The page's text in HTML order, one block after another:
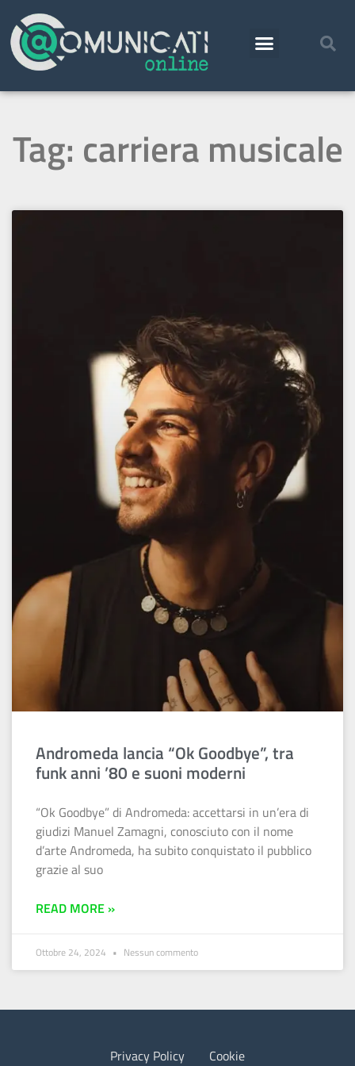
Tag: carriera musicale
Andromeda lancia “Ok Goodbye”, tra
funk anni ’80 e suoni moderni
“Ok Goodbye” di Andromeda: accettarsi in un’era di
giudizi Manuel Zamagni, conosciuto con il nome
d’arte Andromeda, ha subito conquistato il pubblico
grazie al suo
READ MORE »
Ottobre 24, 2024 Nessun commento
Privacy Policy Cookie